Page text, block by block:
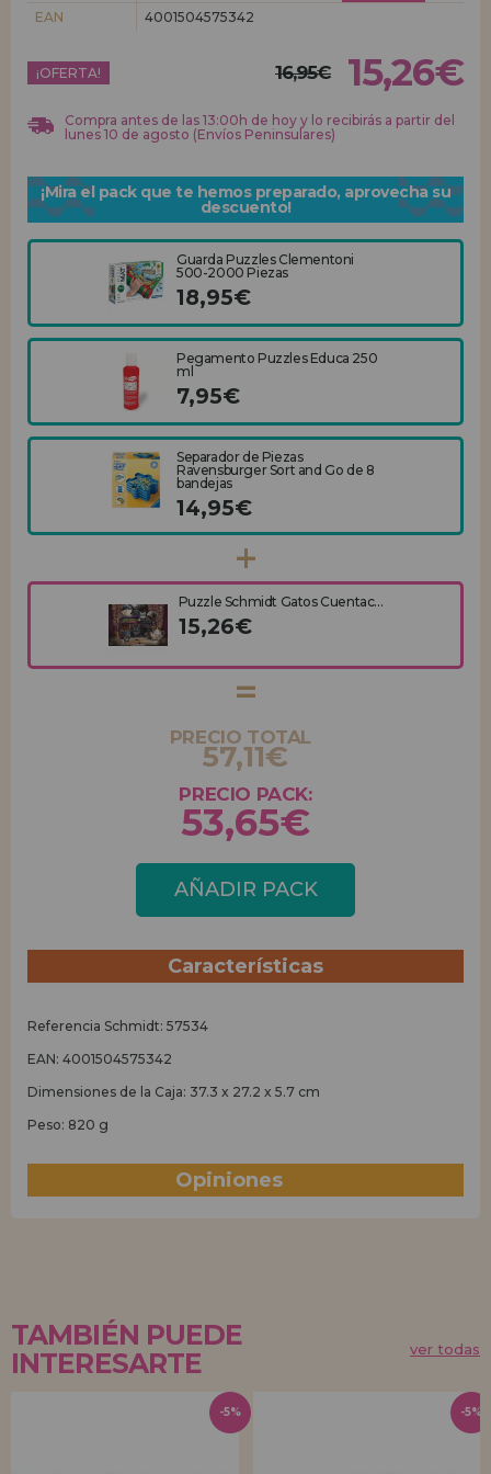
EAN
4001504575342
¡OFERTA! 16,95€ 15,26€
Compra antes de las 13:00h de hoy y lo recibirás a partir del
lunes 10 de agosto (Envíos Peninsulares)
¡Mira el pack que te hemos preparado, aprovecha su
descuento!
Guarda Puzzles Clementoni
500-2000 Piezas
18,95€
Pegamento Puzzles Educa 250
ml
7,95€
Separador de Piezas
Ravensburger Sort and Go de 8
bandejas
14,95€
Puzzle Schmidt Gatos Cuentac...
15,26€
PRECIO TOTAL
57,11€
PRECIO PACK:
53,65€
AÑADIR PACK
Características
Referencia Schmidt: 57534
EAN: 4001504575342
Dimensiones de la Caja: 37.3 x 27.2 x 5.7 cm
Peso: 820 g
Opiniones
TAMBIÉN PUEDE
INTERESARTE
ver todas
-5% -5%